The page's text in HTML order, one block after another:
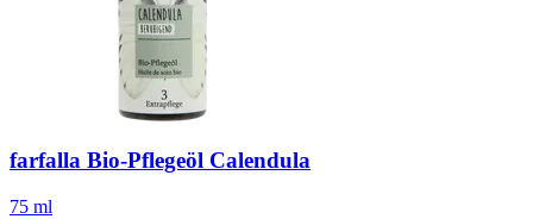
farfalla Bio-​Pflegeöl Calendula
75 ml